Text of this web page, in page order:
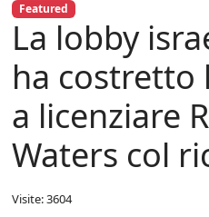
Featured
La lobby
ha costretto
a licenziare
Waters col
Visite: 3604